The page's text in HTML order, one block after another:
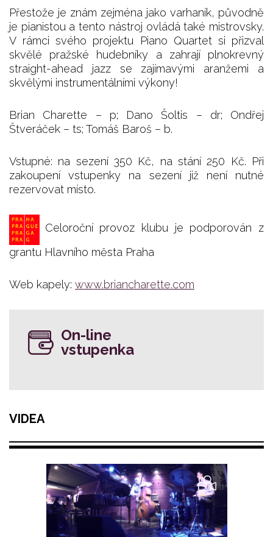
Přestože je znám zejména jako varhaník, původně
je pianistou a tento nástroj ovládá také mistrovsky.
V rámci svého projektu Piano Quartet si přizval
skvělé pražské hudebníky a zahrají plnokrevný
straight-ahead jazz se zajímavými aranžemi a
skvělými instrumentálními výkony!
Brian Charette – p; Dano Šoltis – dr; Ondřej
Štveráček – ts; Tomáš Baroš – b.
Vstupné: na sezení 350 Kč, na stání 250 Kč. Při
zakoupení vstupenky na sezení již není nutné
rezervovat místo.
Celoroční provoz klubu je podporován z
grantu Hlavního města Praha
Web kapely: www.briancharette.com
On-line
vstupenka
VIDEA